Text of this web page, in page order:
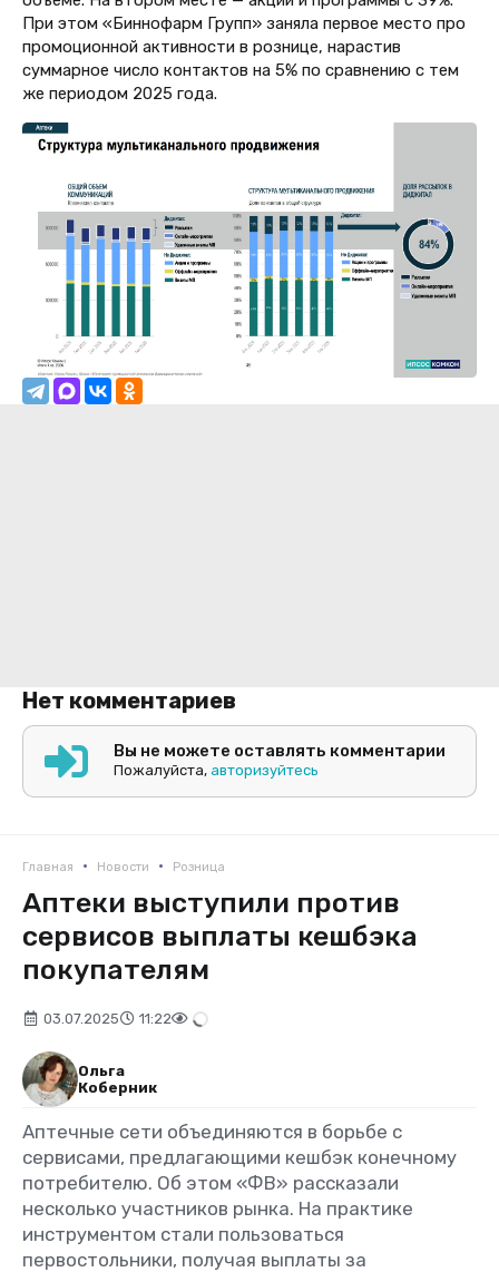
При этом «Биннофарм Групп» заняла первое место про
промоционной активности в рознице, нарастив
суммарное число контактов на 5% по сравнению с тем
же периодом 2025 года.
Нет комментариев
Вы не можете оставлять комментарии
Пожалуйста, авторизуйтесь
Главная • Новости • Розница
Аптеки выступили против
сервисов выплаты кешбэка
покупателям
03.07.2025 11:22
Ольга
Коберник
Аптечные сети объединяются в борьбе с
сервисами, предлагающими кешбэк конечному
потребителю. Об этом «ФВ» рассказали
несколько участников рынка. На практике
инструментом стали пользоваться
первостольники, получая выплаты за